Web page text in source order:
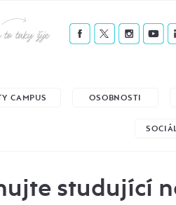
to taky žije
CAMPUS OSOBNOSTI
studující